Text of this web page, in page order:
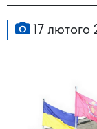
17 лютого